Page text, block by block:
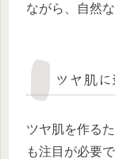
ながら、自然
ツヤ肌
ツヤ肌を作る
も注目が必要